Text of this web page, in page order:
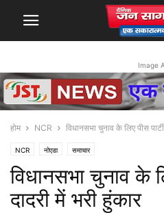
Image
होम NCR विधानसभा चुनाव के लिए पीस
NCR नोएडा समाचार
विधानसभा चुनाव के
दादरी में भरी हुंकार